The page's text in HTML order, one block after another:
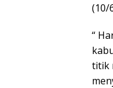
(10/
“
titik